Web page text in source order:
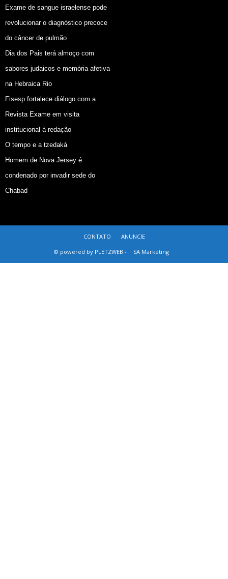
Exame de sangue israelense pode
revolucionar o diagnóstico precoce
do câncer de pulmão
Dia dos Pais terá almoço com
sabores judaicos e memória afetiva
na Hebraica Rio
Fisesp fortalece diálogo com a
Revista Exame em visita
institucional à redação
O tempo e a tzedaká
Homem de Nova Jersey é
condenado por invadir sede do
Chabad
CONTATO
ANUNCIE
© powered by PLETZWEB -
SA Marketing